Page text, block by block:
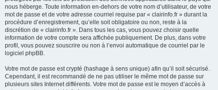
nous héberge. Toute information en-dehors de votre nom d’utilisateur, de votre
mot de passe et de votre adresse courriel requise par « clairinfo.fr » durant la
procédure d’enregistrement, qu’elle soit obligatoire ou non, reste à la
discrétion de « clairinfo.fr ». Dans tous les cas, vous pouvez choisir quelle
information de votre compte sera affichée publiquement. De plus, dans votre
profil, vous pouvez souscrire ou non à l’envoi automatique de courriel par le
logiciel phpBB.
Votre mot de passe est crypté (hashage à sens unique) afin qu’il soit sécurisé.
Cependant, il est recommandé de ne pas utiliser le même mot de passe sur
plusieurs sites Internet différents. Votre mot de passe est le moyen d’accès à